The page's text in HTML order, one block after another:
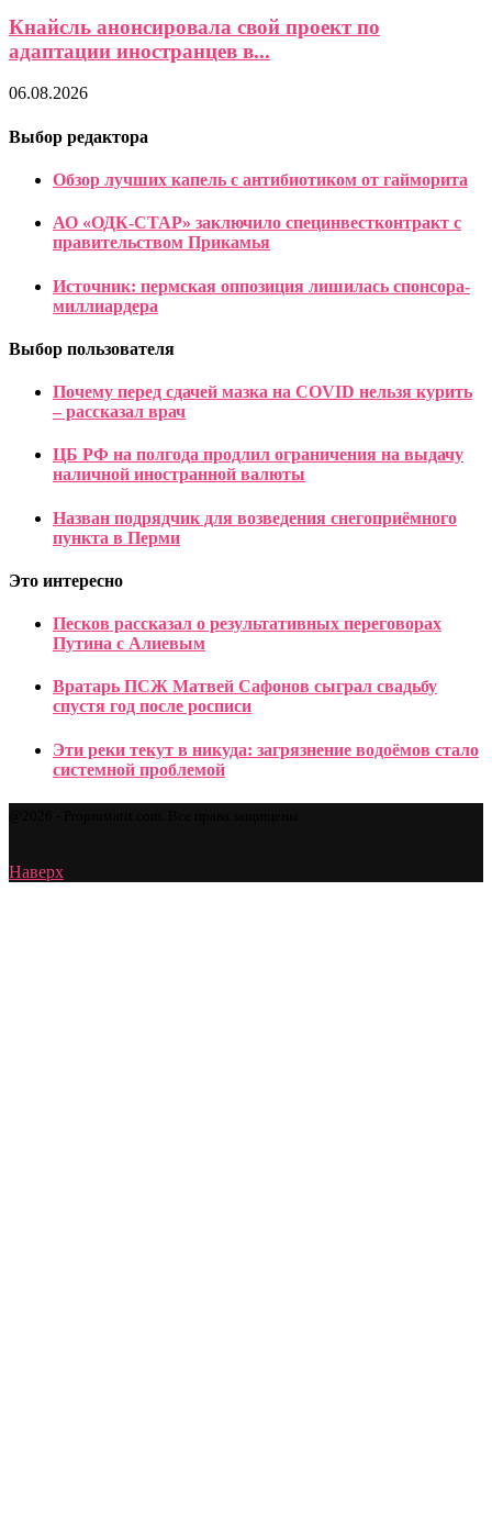
Кнайсль анонсировала свой проект по
адаптации иностранцев в...
06.08.2026
Выбор редактора
Обзор лучших капель с антибиотиком от гайморита
АО «ОДК-СТАР» заключило специнвестконтракт с
правительством Прикамья
Источник: пермская оппозиция лишилась спонсора-
миллиардера
Выбор пользователя
Почему перед сдачей мазка на COVID нельзя курить
– рассказал врач
ЦБ РФ на полгода продлил ограничения на выдачу
наличной иностранной валюты
Назван подрядчик для возведения снегоприёмного
пункта в Перми
Это интересно
Песков рассказал о результативных переговорах
Путина с Алиевым
Вратарь ПСЖ Матвей Сафонов сыграл свадьбу
спустя год после росписи
Эти реки текут в никуда: загрязнение водоёмов стало
системной проблемой
Наверх